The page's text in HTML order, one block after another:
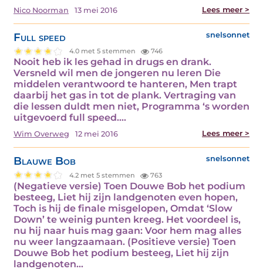
Nico Noorman 13 mei 2016 Lees meer >
Full speed snelsonnet
4.0 met 5 stemmen 746
Nooit heb ik les gehad in drugs en drank.
Versneld wil men de jongeren nu leren Die
middelen verantwoord te hanteren, Men trapt
daarbij het gas in tot de plank. Vertraging van
die lessen duldt men niet, Programma ‘s worden
uitgevoerd full speed.…
Wim Overweg 12 mei 2016 Lees meer >
Blauwe Bob snelsonnet
4.2 met 5 stemmen 763
(Negatieve versie) Toen Douwe Bob het podium
besteeg, Liet hij zijn landgenoten even hopen,
Toch is hij de finale misgelopen, Omdat ‘Slow
Down’ te weinig punten kreeg. Het voordeel is,
nu hij naar huis mag gaan: Voor hem mag alles
nu weer langzaamaan. (Positieve versie) Toen
Douwe Bob het podium besteeg, Liet hij zijn
landgenoten…